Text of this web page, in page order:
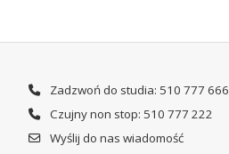
Zadzwoń do studia: 510 777 666
Czujny non stop: 510 777 222
Wyślij do nas wiadomość